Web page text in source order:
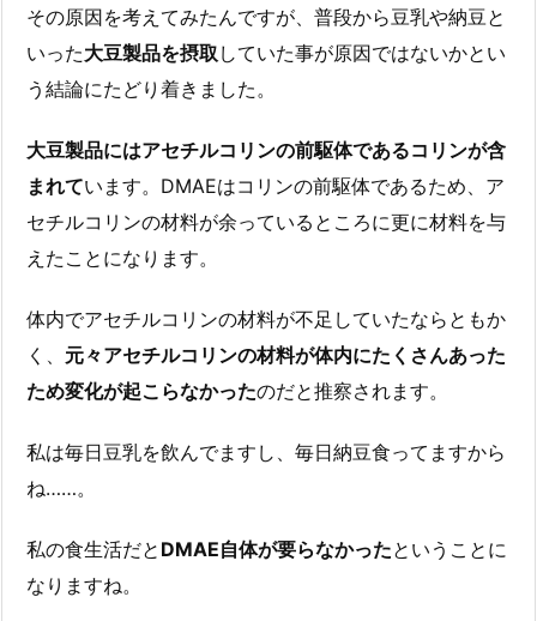
その原因を考えてみたんですが、普段から豆乳や納豆と
いった大豆製品を摂取 していた事が原因ではないかとい
う結論にたどり着きました。
大豆製品にはアセチルコリンの前駆体であるコリンが含
まれています。DMAEはコリンの前駆体であるため、ア
セチルコリンの材料が余っているところに更に材料を与
えたことになります。
体内でアセチルコリンの材料が不足していたならともか
く、 元々アセチルコリンの材料が体内にたくさんあった
ため変化が起こらなかったのだと推察されます。
私は毎日豆乳を飲んでますし、毎日納豆食ってますから
ね……。
私の食生活だと DMAE自体が要らなかったということに
なりますね。